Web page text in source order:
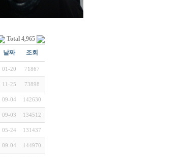
Total 4,965
날짜 조회
01-20 71867
11-25 73898
09-04 142630
09-03 134512
05-24 131437
09-04 144970